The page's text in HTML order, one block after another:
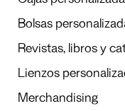
Bolsas
Revistas, libros y
Lienzos
Merchandising